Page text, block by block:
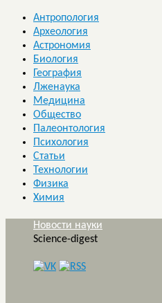
Антропология
Археология
Астрономия
Биология
География
Лженаука
Медицина
Общество
Палеонтология
Психология
Статьи
Технологии
Физика
Химия
Новости науки
Science-digest